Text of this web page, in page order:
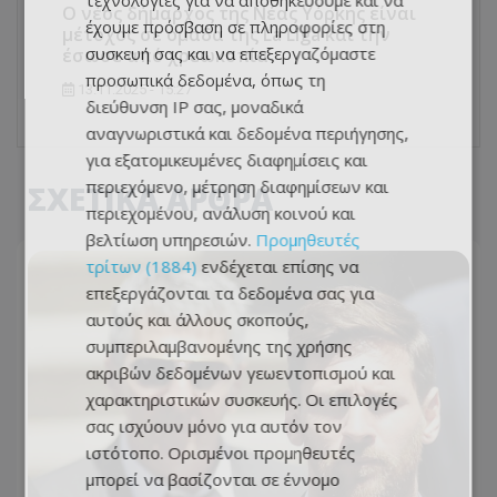
Ο νέος δήμαρχος της Νέας Υόρκης είναι
μέτοχος σε ομάδα της La Liga και την
έσωσε από χρεωκοπία
13.11.2025 - 15:27
ΣΧΕΤΙΚΑ ΑΡΘΡΑ
έχουμε πρόσβαση σε πληροφορίες στη
συσκευή σας και να επεξεργαζόμαστε
προσωπικά δεδομένα, όπως τη
διεύθυνση IP σας, μοναδικά
αναγνωριστικά και δεδομένα περιήγησης,
για εξατομικευμένες διαφημίσεις και
περιεχόμενο, μέτρηση διαφημίσεων και
περιεχομένου, ανάλυση κοινού και
βελτίωση υπηρεσιών. Προμηθευτές
τρίτων (1884) ενδέχεται επίσης να
επεξεργάζονται τα δεδομένα σας για
αυτούς και άλλους σκοπούς,
συμπεριλαμβανομένης της χρήσης
ακριβών δεδομένων γεωεντοπισμού και
χαρακτηριστικών συσκευής. Οι επιλογές
σας ισχύουν μόνο για αυτόν τον
ιστότοπο. Ορισμένοι προμηθευτές
μπορεί να βασίζονται σε έννομο